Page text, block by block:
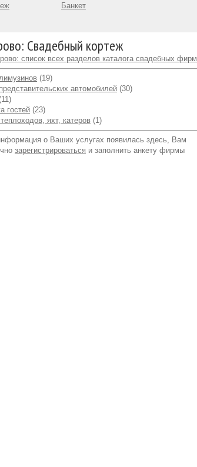
Банкет
Свадебный кортеж
список всех разделов каталога свадебных фирм
(19)
автомобилей (30)
гостей (23)
яхт, катеров (1)
о Ваших услугах появилась здесь, Вам
зарегистрироваться и заполнить анкету фирмы